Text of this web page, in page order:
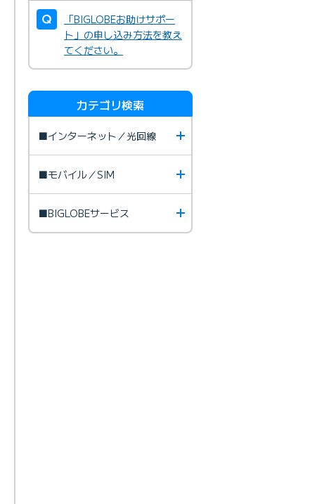
「BIGLOBEお助けサポー
ト」の申し込み方法を教え
てください。
カテゴリ検索
■インターネット／光回線
■モバイル／SIM
■BIGLOBEサービス